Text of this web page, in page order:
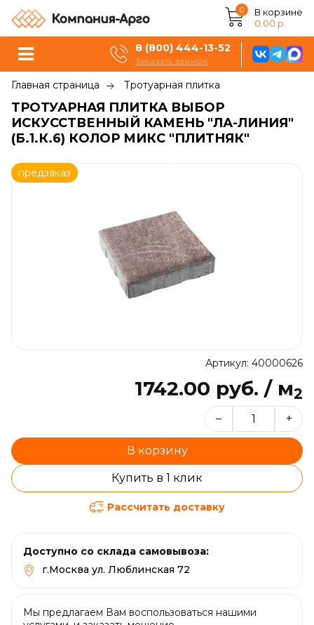
0
В корзине
0.00 р.
8 (800) 444-13-52
Заказать звонок
Главная страница Тротуарная плитка
ТРОТУАРНАЯ ПЛИТКА ВЫБОР
ИСКУССТВЕННЫЙ КАМЕНЬ "ЛА-ЛИНИЯ"
(Б.1.К.6) КОЛОР МИКС "ПЛИТНЯК"
предзаказ
Артикул: 40000626
1742.00 руб. / м2
– +
В корзину
Купить в 1 клик
Рассчитать доставку
Доступно со склада самовывоза:
г.Москва ул. Люблинская 72
Мы предлагаем Вам воспользоваться нашими